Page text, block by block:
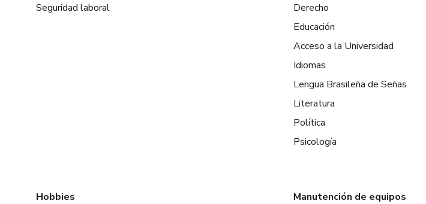
Seguridad laboral
Derecho
Educación
Acceso a la Universidad
Idiomas
Lengua Brasileña de Señas
Literatura
Política
Psicología
Hobbies Manutención de equipos